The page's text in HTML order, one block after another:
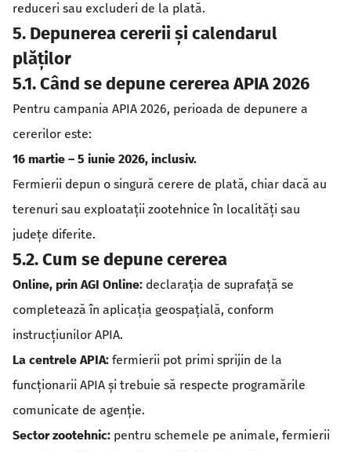
reduceri sau excluderi de la plată.
5. Depunerea cererii și calendarul
plăților
5.1. Când se depune cererea APIA 2026
Pentru campania APIA 2026, perioada de depunere a
cererilor este:
16 martie – 5 iunie 2026, inclusiv.
Fermierii depun o singură cerere de plată, chiar dacă au
terenuri sau exploatații zootehnice în localități sau
județe diferite.
5.2. Cum se depune cererea
Online, prin AGI Online: declarația de suprafață se
completează în aplicația geospațială, conform
instrucțiunilor APIA.
La centrele APIA: fermierii pot primi sprijin de la
funcționarii APIA și trebuie să respecte programările
comunicate de agenție.
Sector zootehnic: pentru schemele pe animale, fermierii